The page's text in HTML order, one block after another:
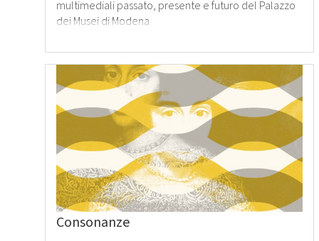
multimediali passato, presente e futuro del Palazzo
dei Musei di Modena
Consonanze
tutto